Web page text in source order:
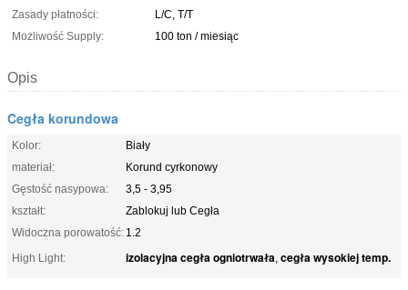
Zasady płatności:
L/C, T/T
Możliwość Supply:
100 ton / miesiąc
Opis
Cegła korundowa
Kolor:
Biały
materiał:
Korund cyrkonowy
Gęstość nasypowa:
3,5 - 3,95
kształt:
Zablokuj lub Cegła
Widoczna porowatość: 1.2
High Light:
izolacyjna cegła ogniotrwała, cegła wysokiej temp.